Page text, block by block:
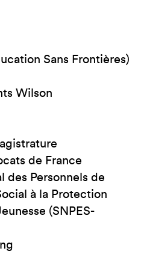
Sans Frontières)
Wilson
de France
des Personnels de
à la Protection
(SNPES-